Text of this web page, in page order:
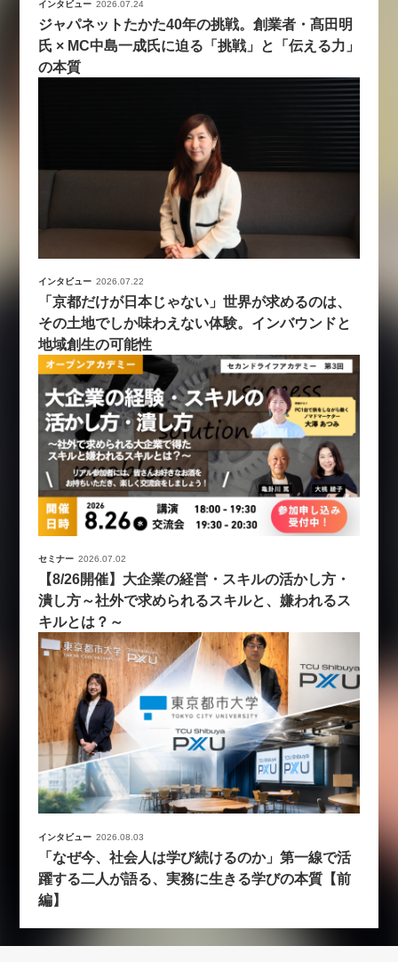
インタビュー 2026.07.24
ジャパネットたかた40年の挑戦。創業者・髙田明
氏 × MC中島一成氏に迫る「挑戦」と「伝える力」
の本質
インタビュー 2026.07.22
「京都だけが日本じゃない」世界が求めるのは、
その土地でしか味わえない体験。インバウンドと
地域創生の可能性
セミナー 2026.07.02
【8/26開催】大企業の経営・スキルの活かし方・
潰し方～社外で求められるスキルと、嫌われるス
キルとは？～
インタビュー 2026.08.03
「なぜ今、社会人は学び続けるのか」第一線で活
躍する二人が語る、実務に生きる学びの本質【前
編】